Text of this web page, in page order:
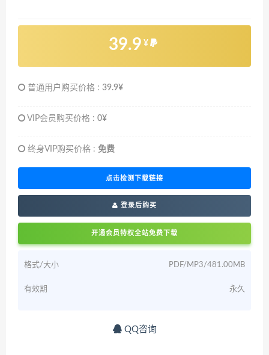
39.9 ¥
普通用户购买价格 : 39.9¥
VIP会员购买价格 : 0¥
终身VIP购买价格 : 免费
点击检测下载链接
登录后购买
开通会员特权全站免费下载
格式/大小 PDF/MP3/481.00MB
有效期 永久
QQ咨询